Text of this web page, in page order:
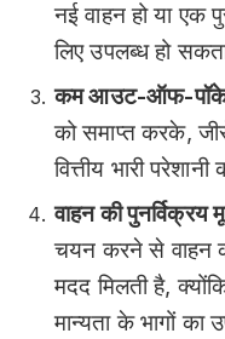
नई वाहन हो या एक
लिए उपलब्ध हो
कम आउट-ऑफ-
को समाप्त करके,
वित्तीय भारी
वाहन की पुनर्विक्रय
चयन करने से वाहन
मदद मिलती है,
मान्यता के भागों का